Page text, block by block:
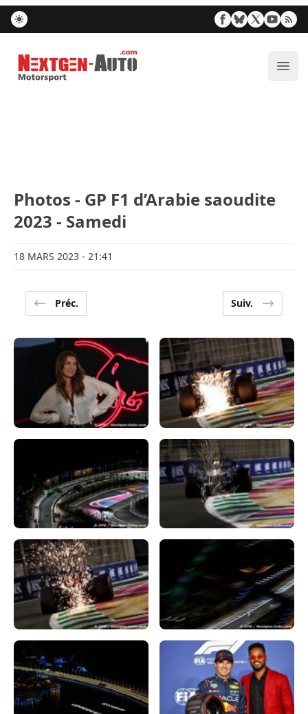
Nextgen-Auto.com
Photos - GP F1 d’Arabie saoudite
2023 - Samedi
18 MARS 2023 - 21:41
Préc. Suiv.